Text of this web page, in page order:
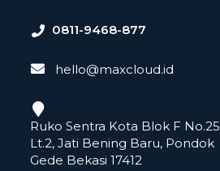
0811-9468-877
hello@maxcloud.id
Ruko Sentra Kota Blok F No.25
Lt.2, Jati Bening Baru, Pondok
Gede Bekasi 17412